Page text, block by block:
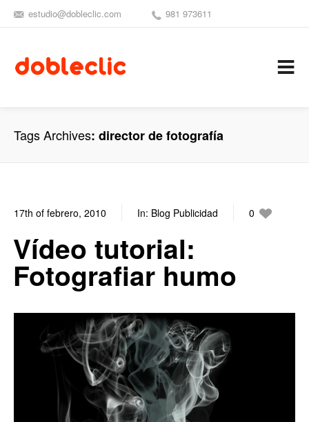
estudio@dobleclic.com 981 973611
Tags Archives director de fotografía
17th of febrero, 2010 In: Blog Publicidad
0
Vídeo tutorial:
Fotografiar humo